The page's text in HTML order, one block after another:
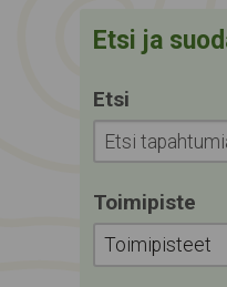
Etsi ja
Etsi
Toimipiste